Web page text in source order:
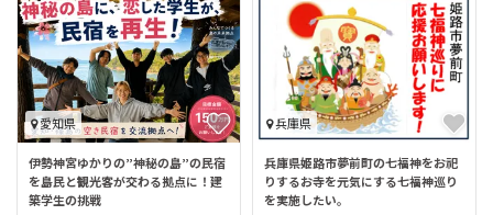
愛知県
伊勢神宮ゆかりの”神秘の島”の民宿
を島民と観光客が交わる拠点に！建
築学生の挑戦
兵庫県
兵庫県姫路市夢前町の七福神をお祀
りするお寺を元気にする七福神巡り
を実施したい。